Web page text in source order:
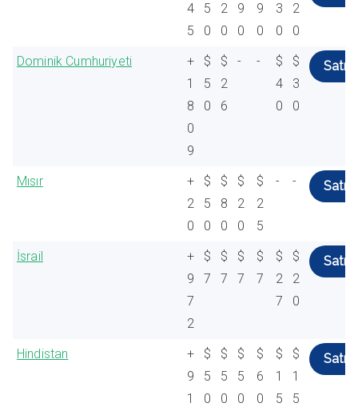
4
5
5
0
2
0
9
0
9
0
3
0
2
0
Dominik Cumhuriyeti
+
1
8
0
9
$
5
0
$
2
6
- -
$
4
0
$
3
0
Satın
Mısır
+
2
0
$
5
0
$
8
0
$
2
0
$
2
5
- - Satın
İsrail
+
9
7
2
$
7
$
7
$
7
$
7
$
2
7
$
2
0
Satın
Hindistan
+
9
1
$
5
0
$
5
0
$
5
0
$
6
0
$
1
5
$
1
5
Satın